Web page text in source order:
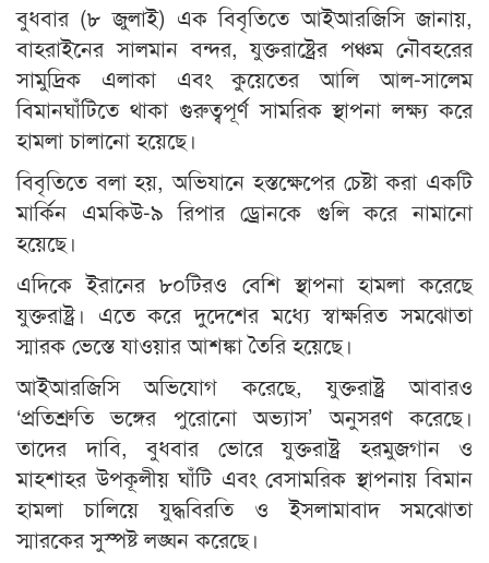
বুধবার (৮ জুলাই) এক বিবৃতিতে আইআরজিসি জানায়,
বাহরাইনের সালমান বন্দর, যুক্তরাষ্ট্রের পঞ্চম নৌবহরের
সামুদ্রিক এলাকা এবং কুয়েতের আলি আল-সালেম
বিমানঘাঁটিতে থাকা গুরুত্বপূর্ণ সামরিক স্থাপনা লক্ষ্য করে
হামলা চালানো হয়েছে।
বিবৃতিতে বলা হয়, অভিযানে হস্তক্ষেপের চেষ্টা করা একটি
মার্কিন এমকিউ-৯ রিপার ড্রোনকে গুলি করে নামানো
হয়েছে।
এদিকে ইরানের ৮০টিরও বেশি স্থাপনা হামলা করেছে
যুক্তরাষ্ট্র। এতে করে দুদেশের মধ্যে স্বাক্ষরিত সমঝোতা
স্মারক ভেস্তে যাওয়ার আশঙ্কা তৈরি হয়েছে।
আইআরজিসি অভিযোগ করেছে, যুক্তরাষ্ট্র আবারও
‘প্রতিশ্রুতি ভঙ্গের পুরোনো অভ্যাস’ অনুসরণ করেছে।
তাদের দাবি, বুধবার ভোরে যুক্তরাষ্ট্র হরমুজগান ও
মাহশাহর উপকূলীয় ঘাঁটি এবং বেসামরিক স্থাপনায় বিমান
হামলা চালিয়ে যুদ্ধবিরতি ও ইসলামাবাদ সমঝোতা
স্মারকের সুস্পষ্ট লঙ্ঘন করেছে।